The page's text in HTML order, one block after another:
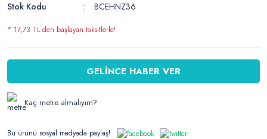
Stok Kodu
BCEHNZ36
* 17,73 TL den başlayan taksitlerle!
GELİNCE HABER VER
Kaç metre almalıyım?
Bu ürünü sosyal medyada paylaş!